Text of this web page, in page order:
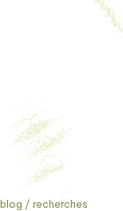
blog / recherches